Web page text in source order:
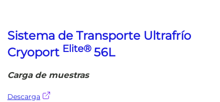
Sistema de Transporte Ultrafrío
Cryoport Elite® 56L
Carga de muestras
Descarga